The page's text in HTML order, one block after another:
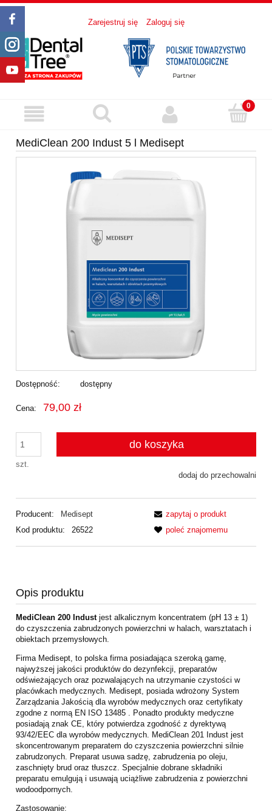
Zarejestruj się Zaloguj się
MediClean 200 Indust 5 l Medisept
Dostępność: dostępny
Cena: 79,00 zł
szt.
do koszyka
dodaj do przechowalni
Producent:
Medisept
Kod produktu:
26522
zapytaj o produkt
poleć znajomemu
Opis produktu
MediClean 200 Indust jest alkalicznym koncentratem (pH 13 ± 1)
do czyszczenia zabrudzonych powierzchni w halach, warsztatach i
obiektach przemysłowych.
Firma Medisept, to polska firma posiadająca szeroką gamę,
najwyższej jakości produktów do dezynfekcji, preparatów
odświeżających oraz pozwalających na utrzymanie czystości w
placówkach medycznych. Medisept, posiada wdrożony System
Zarządzania Jakością dla wyrobów medycznych oraz certyfikaty
zgodne z normą EN ISO 13485 . Ponadto produkty medyczne
posiadają znak CE, który potwierdza zgodność z dyrektywą
93/42/EEC dla wyrobów medycznych. MediClean 201 Indust jest
skoncentrowanym preparatem do czyszczenia powierzchni silnie
zabrudzonych. Preparat usuwa sadzę, zabrudzenia po oleju,
zaschnięty brud oraz tłuszcz. Specjalnie dobrane składniki
preparatu emulgują i usuwają uciążliwe zabrudzenia z powierzchni
wodoodpornych.
Zastosowanie: